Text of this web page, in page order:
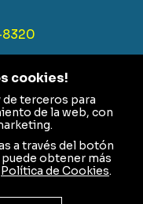
– CIF G95548822 –
con el Número F-235
|Política de
cookies!
terceros para
de la web, con
a través del botón
obtener más
Política de Cookies.